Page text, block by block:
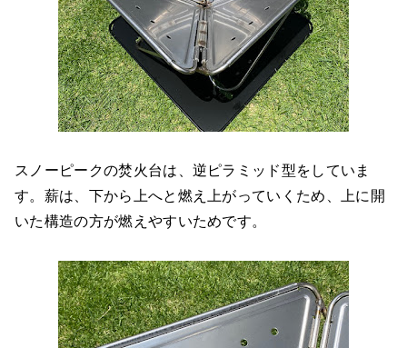
スノーピークの焚火台は、逆ピラミッド型をしていま
す。薪は、下から上へと燃え上がっていくため、上に開
いた構造の方が燃えやすいためです。